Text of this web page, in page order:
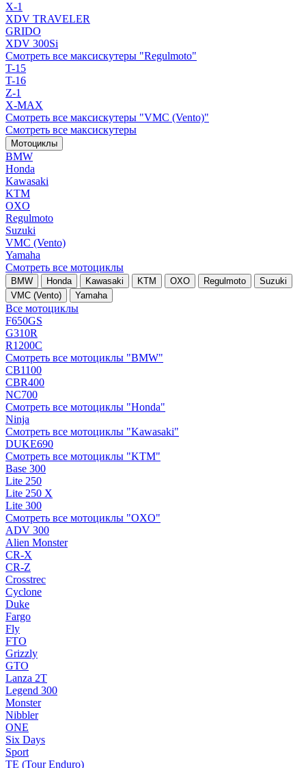
X-1
XDV TRAVELER
GRIDO
XDV 300Si
Смотреть все максискутеры "Regulmoto"
T-15
T-16
Z-1
X-MAX
Смотреть все максискутеры "VMC (Vento)"
Смотреть все максискутеры
Мотоциклы
BMW
Honda
Kawasaki
KTM
OXO
Regulmoto
Suzuki
VMC (Vento)
Yamaha
Смотреть все мотоциклы
BMW Honda Kawasaki KTM OXO Regulmoto
Suzuki
VMC (Vento)
Yamaha
Все мотоциклы
F650GS
G310R
R1200C
Смотреть все мотоциклы "BMW"
CB1100
CBR400
NC700
Смотреть все мотоциклы "Honda"
Ninja
Смотреть все мотоциклы "Kawasaki"
DUKE690
Смотреть все мотоциклы "KTM"
Base 300
Lite 250
Lite 250 X
Lite 300
Смотреть все мотоциклы "OXO"
ADV 300
Alien Monster
CR-X
CR-Z
Crosstrec
Cyclone
Duke
Fargo
Fly
FTO
Grizzly
GTO
Lanza 2T
Legend 300
Monster
Nibbler
ONE
Six Days
Sport
TE (Tour Enduro)